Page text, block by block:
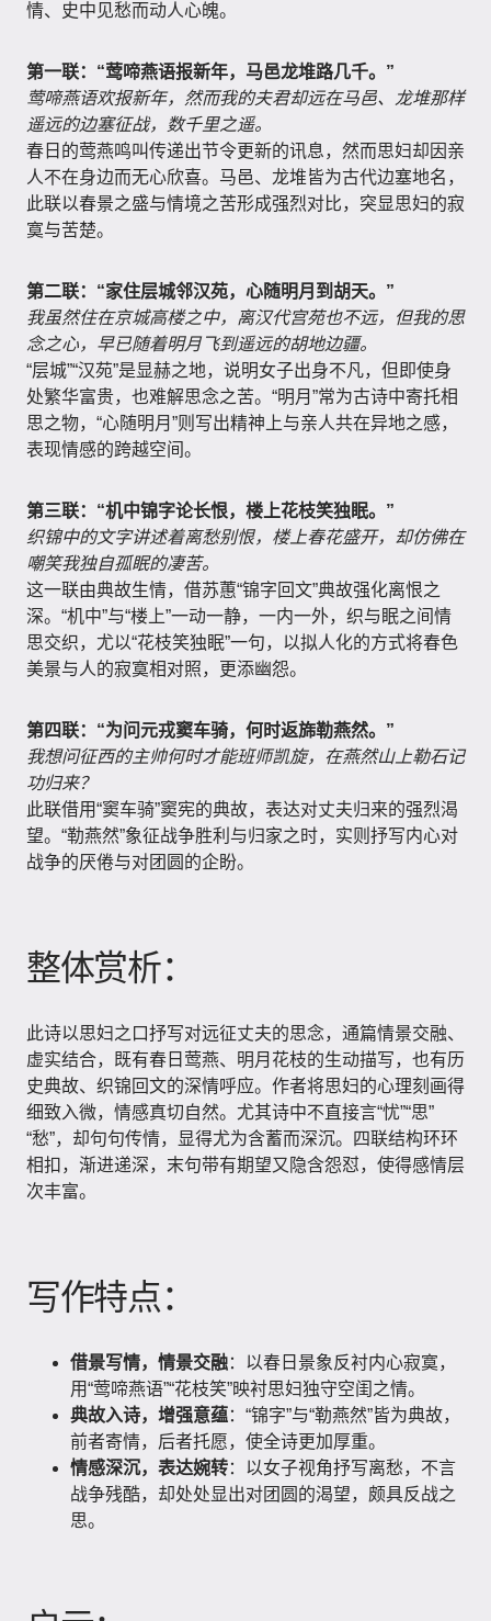
情、史中见愁而动人心魄。
第一联：“莺啼燕语报新年，马邑龙堆路几千。”
莺啼燕语欢报新年，然而我的夫君却远在马邑、龙堆那样
遥远的边塞征战，数千里之遥。
春日的莺燕鸣叫传递出节令更新的讯息，然而思妇却因亲
人不在身边而无心欣喜。马邑、龙堆皆为古代边塞地名，
此联以春景之盛与情境之苦形成强烈对比，突显思妇的寂
寞与苦楚。
第二联：“家住层城邻汉苑，心随明月到胡天。”
我虽然住在京城高楼之中，离汉代宫苑也不远，但我的思
念之心，早已随着明月飞到遥远的胡地边疆。
“层城”“汉苑”是显赫之地，说明女子出身不凡，但即使身
处繁华富贵，也难解思念之苦。“明月”常为古诗中寄托相
思之物，“心随明月”则写出精神上与亲人共在异地之感，
表现情感的跨越空间。
第三联：“机中锦字论长恨，楼上花枝笑独眠。”
织锦中的文字讲述着离愁别恨，楼上春花盛开，却仿佛在
嘲笑我独自孤眠的凄苦。
这一联由典故生情，借苏蕙“锦字回文”典故强化离恨之
深。“机中”与“楼上”一动一静，一内一外，织与眠之间情
思交织，尤以“花枝笑独眠”一句，以拟人化的方式将春色
美景与人的寂寞相对照，更添幽怨。
第四联：“为问元戎窦车骑，何时返旆勒燕然。”
我想问征西的主帅何时才能班师凯旋，在燕然山上勒石记
功归来？
此联借用“窦车骑”窦宪的典故，表达对丈夫归来的强烈渴
望。“勒燕然”象征战争胜利与归家之时，实则抒写内心对
战争的厌倦与对团圆的企盼。
整体赏析：
此诗以思妇之口抒写对远征丈夫的思念，通篇情景交融、
虚实结合，既有春日莺燕、明月花枝的生动描写，也有历
史典故、织锦回文的深情呼应。作者将思妇的心理刻画得
细致入微，情感真切自然。尤其诗中不直接言“忧”“思”
“愁”，却句句传情，显得尤为含蓄而深沉。四联结构环环
相扣，渐进递深，末句带有期望又隐含怨怼，使得感情层
次丰富。
写作特点：
借景写情，情景交融：以春日景象反衬内心寂寞，
用“莺啼燕语”“花枝笑”映衬思妇独守空闺之情。
典故入诗，增强意蕴：“锦字”与“勒燕然”皆为典故，
前者寄情，后者托愿，使全诗更加厚重。
情感深沉，表达婉转：以女子视角抒写离愁，不言
战争残酷，却处处显出对团圆的渴望，颇具反战之
思。